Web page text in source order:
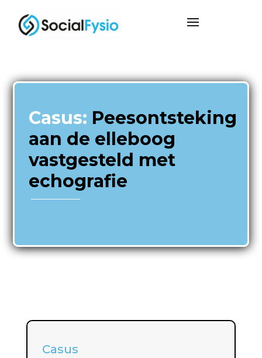
Casus: Peesontsteking
aan de elleboog
vastgesteld met
echografie
Casus